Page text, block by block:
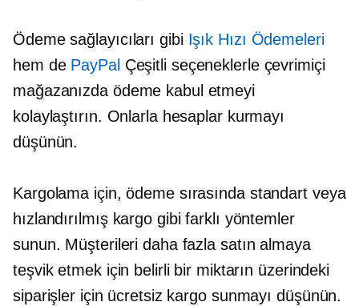
Ödeme sağlayıcıları gibi Işık Hızı Ödemeleri
hem de PayPal Çeşitli seçeneklerle çevrimiçi
mağazanızda ödeme kabul etmeyi
kolaylaştırın. Onlarla hesaplar kurmayı
düşünün.
Kargolama için, ödeme sırasında standart veya
hızlandırılmış kargo gibi farklı yöntemler
sunun. Müşterileri daha fazla satın almaya
teşvik etmek için belirli bir miktarın üzerindeki
siparişler için ücretsiz kargo sunmayı düşünün.